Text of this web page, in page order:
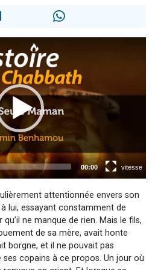
49 places pour étudier en groupe sur Zoom
viennent de faire un don pour Diane, 80 ans, dans un appartement insalubre
viennent de faire un don pour Reloger Rivka, 6 enfants, victime de violences...
attentionnée envers son
lui, essayant constamment de
ne manque de rien. Mais le fils,
de sa mère, avait honte
borgne, et il ne pouvait pas
copains à ce propos. Un jour où